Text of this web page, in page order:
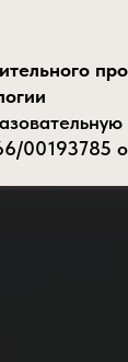
00193785